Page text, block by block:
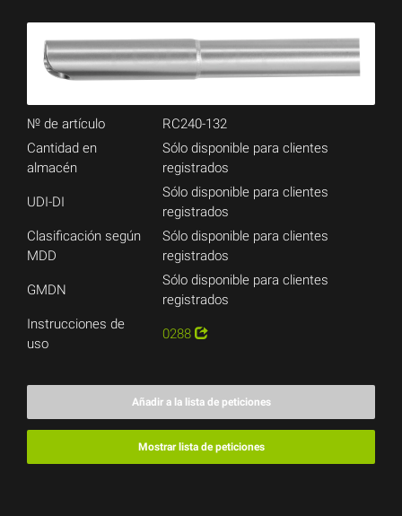
№ de artículo
RC240-132
Cantidad en
almacén
Sólo disponible para clientes
registrados
UDI-DI
Sólo disponible para clientes
registrados
Clasificación según
MDD
Sólo disponible para clientes
registrados
GMDN
Sólo disponible para clientes
registrados
Instrucciones de
uso
0288
Añadir a la lista de peticiones
Mostrar lista de peticiones